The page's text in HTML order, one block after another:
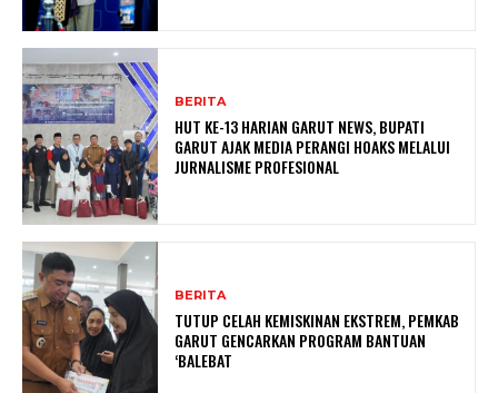
BERITA
HUT KE-13 HARIAN GARUT NEWS, BUPATI
GARUT AJAK MEDIA PERANGI HOAKS MELALUI
JURNALISME PROFESIONAL
BERITA
TUTUP CELAH KEMISKINAN EKSTREM, PEMKAB
GARUT GENCARKAN PROGRAM BANTUAN
‘BALEBAT